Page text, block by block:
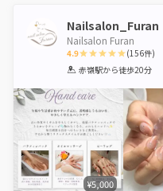
Nailsalon_Furan
Nailsalon Furan
4.9
1 2 3 4 5
(156件)
赤嶺駅から徒歩20分
¥5,000